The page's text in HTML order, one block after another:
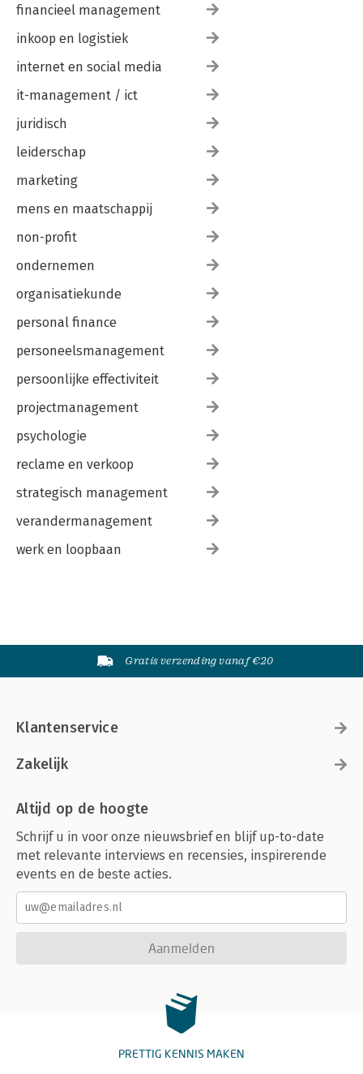
financieel management
inkoop en logistiek
internet en social media
it-management / ict
juridisch
leiderschap
marketing
mens en maatschappij
non-profit
ondernemen
organisatiekunde
personal finance
personeelsmanagement
persoonlijke effectiviteit
projectmanagement
psychologie
reclame en verkoop
strategisch management
verandermanagement
werk en loopbaan
Gratis verzending vanaf €20
Klantenservice
Zakelijk
Altijd op de hoogte
Schrijf u in voor onze nieuwsbrief en blijf up-to-date
met relevante interviews en recensies, inspirerende
events en de beste acties.
Aanmelden
PRETTIG KENNIS MAKEN